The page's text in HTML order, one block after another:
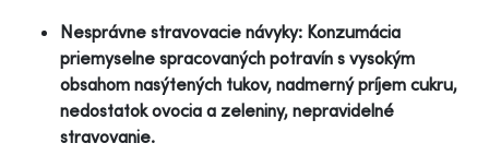
Nesprávne stravovacie návyky: Konzumácia
priemyselne spracovaných potravín s vysokým
obsahom nasýtených tukov, nadmerný príjem cukru,
nedostatok ovocia a zeleniny, nepravidelné
stravovanie.